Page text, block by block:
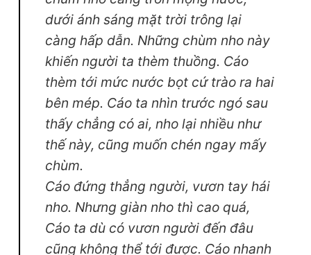
dưới ánh sáng mặt trời trông lại
càng hấp dẫn. Những chùm nho này
khiến người ta thèm thuồng. Cáo
thèm tới mức nước bọt cứ trào ra hai
bên mép. Cáo ta nhìn trước ngó sau
thấy chẳng có ai, nho lại nhiều như
thế này, cũng muốn chén ngay mấy
chùm.
Cáo đứng thẳng người, vươn tay hái
nho. Nhưng giàn nho thì cao quá,
Cáo ta dù có vươn người đến đâu
cũng không thể tới được. Cáo nhanh